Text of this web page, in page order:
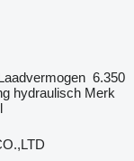
6.350
hydraulisch Merk